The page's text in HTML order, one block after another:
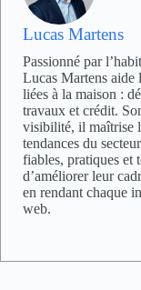
Lucas Martens
Passionné par
Lucas Martens aide
liées à la maison :
travaux et crédit.
visibilité, il maîtrise
tendances du
fiables, pratiques et
d’améliorer leur
en rendant chaque
web.